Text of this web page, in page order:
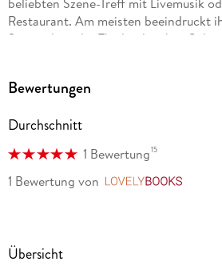
Restaurant. Am meisten beeindruckt
Spiritualität der Thailänder, ihre
Bewertungen
Durchschnitt
1 Bewertung15
1 Bewertung von
Übersicht